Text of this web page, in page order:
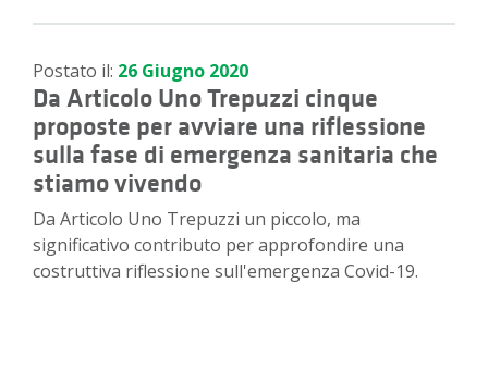
Postato il: 26 Giugno 2020
Da Articolo Uno Trepuzzi cinque
proposte per avviare una riflessione
sulla fase di emergenza sanitaria che
stiamo vivendo
Da Articolo Uno Trepuzzi un piccolo, ma
significativo contributo per approfondire una
costruttiva riflessione sull'emergenza Covid-19.